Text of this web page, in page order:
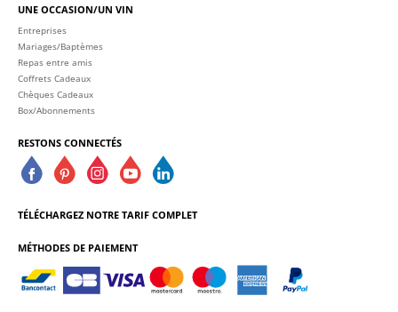
UNE OCCASION/UN VIN
Entreprises
Mariages/Baptèmes
Repas entre amis
Coffrets Cadeaux
Chèques Cadeaux
Box/Abonnements
RESTONS CONNECTÉS
TÉLÉCHARGEZ NOTRE TARIF COMPLET
MÉTHODES DE PAIEMENT